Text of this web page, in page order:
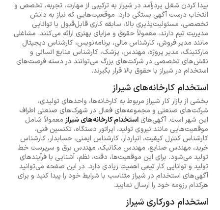
پیدا کردن شغل پردرآمد در شیراز به ترکیبی از مهارت، تجربه، تخصص و
انتخاب درست آگهی بستگی دارد. موقعیت‌هایی که نیاز به دانش
تخصصی، مسئولیت‌پذیری بالا، سابقه کاری قابل‌قبول یا توانایی
مدیریت تیم دارند، معمولاً حقوق و مزایای بهتری ارائه می‌کنند. مشاغلی
مانند مدیر فروش، کارشناس مالی، برنامه‌نویس، کارشناس دیجیتال
مارکتینگ، مدیر پروژه، مهندس، پزشک، کارشناس منابع انسانی و
نقش‌های تخصصی در شرکت‌های بزرگ می‌توانند در دسته فرصت‌های
استخدام در شیراز با حقوق بالا قرار بگیرند.
استخدام کارخانه‌های شیراز
بخشی از بازار کار شیراز مربوط به کارخانه‌ها، واحدهای تولیدی،
شرکت‌های صنعتی و مجموعه‌های فعال در شهرک‌های صنعتی اطراف
این شهر است. آگهی‌هایاستخدام کارخانه‌های شیراز معمولاً شامل
موقعیت‌هایی مانند نیروی تولید، اپراتور دستگاه، تکنسین فنی،
کارشناس کنترل کیفیت، انباردار، کارشناس ایمنی، حسابدار، کارشناس
خرید، مهندس صنایع، مهندس مکانیک، مهندس برق و سرپرست خط
تولید می‌شود. برای این موقعیت‌ها، دقت، نظم، آشنایی با فرآیندهای
تولید و توانایی کار تیمی اهمیت زیادی دارد. در این صفحه می‌توانید
آگهی‌های استخدام در شیراز متناسب با شرایط خود را پیدا کنید و برای
هرکدام رزومه خود را ارسال نمایید.
استخدام دورکاری شیراز